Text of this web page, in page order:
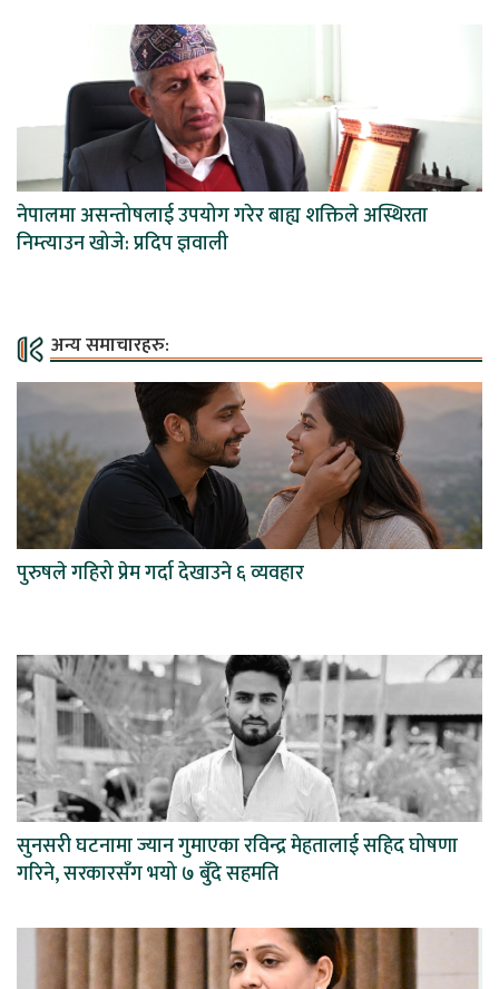
नेपालमा असन्तोषलाई उपयोग गरेर बाह्य शक्तिले अस्थिरता
निम्त्याउन खोजे: प्रदिप ज्ञवाली
अन्य समाचारहरु:
पुरुषले गहिरो प्रेम गर्दा देखाउने ६ व्यवहार
सुनसरी घटनामा ज्यान गुमाएका रविन्द्र मेहतालाई सहिद घोषणा
गरिने, सरकारसँग भयो ७ बुँदे सहमति